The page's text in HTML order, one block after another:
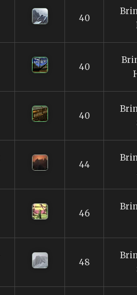
40
40
40
44
46
48